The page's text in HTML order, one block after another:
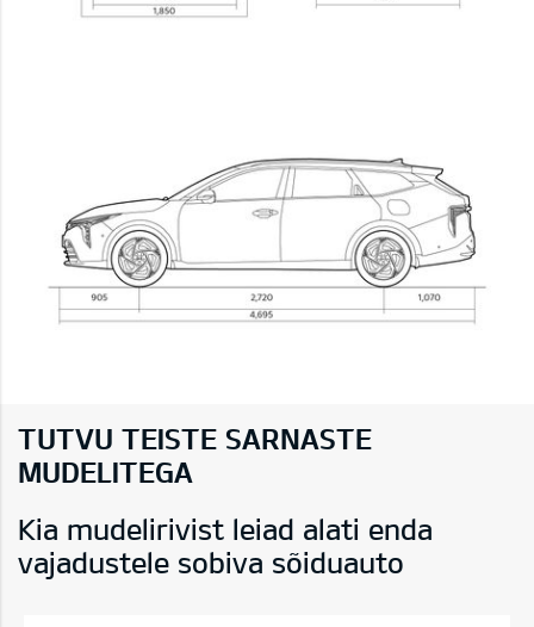
TUTVU TEISTE SARNASTE
MUDELITEGA
Kia mudelirivist leiad alati enda
vajadustele sobiva sõiduauto